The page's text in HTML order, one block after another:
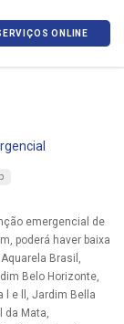
ONLINE
emergencial de
poderá haver baixa
Brasil,
Belo Horizonte,
l e ll, Jardim Bella
da Mata,